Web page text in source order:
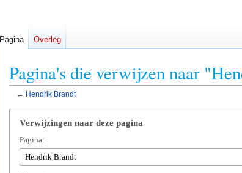
Pagina's die verwijzen naar
← Hendrik Brandt
navigatie
springen
zoeken
springen
Verwijzingen naar deze pagina
Pagina:
Pagina Overleg